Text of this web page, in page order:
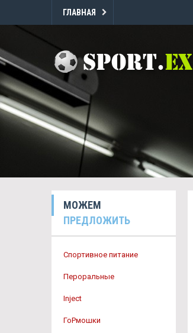
ГЛАВНАЯ
МОЖЕМ
ПРЕДЛОЖИТЬ
Спортивное питание
Пероральные
Inject
ГоРмошки